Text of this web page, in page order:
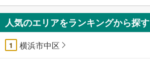
人気のエリアをランキングから探す
1 横浜市中区